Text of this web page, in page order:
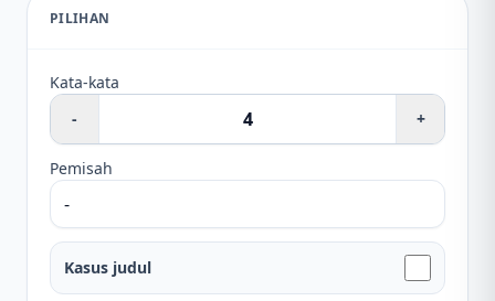
PILIHAN
Kata-kata
-
+
Pemisah
Kasus judul